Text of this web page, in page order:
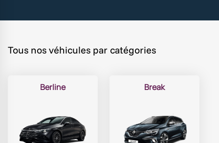
Tous nos véhicules par catégories
Berline Break